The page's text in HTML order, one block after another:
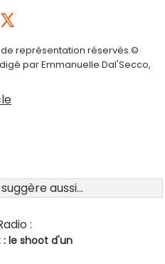
représentation réservés.©
par Emmanuelle Dal'Secco,
aussi...
:
le shoot d'un